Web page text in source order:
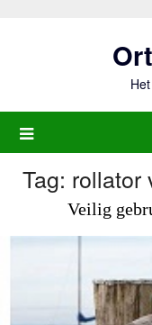
Tag: rollator
Veilig